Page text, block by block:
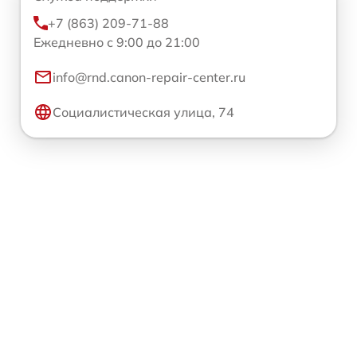
+7 (863) 209-71-88
Ежедневно с 9:00 до 21:00
info@rnd.canon-repair-center.ru
Социалистическая улица, 74